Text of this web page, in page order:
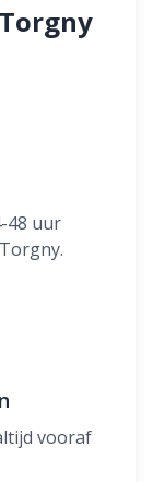
48 uur
vooraf